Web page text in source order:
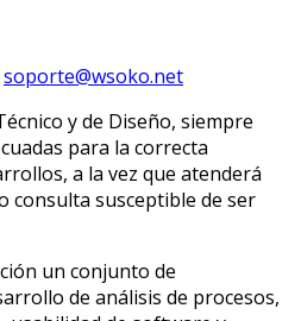
soporte@wsoko.net
y de Diseño, siempre
para la correcta
a la vez que atenderá
consulta susceptible de ser
un conjunto de
de análisis de procesos,